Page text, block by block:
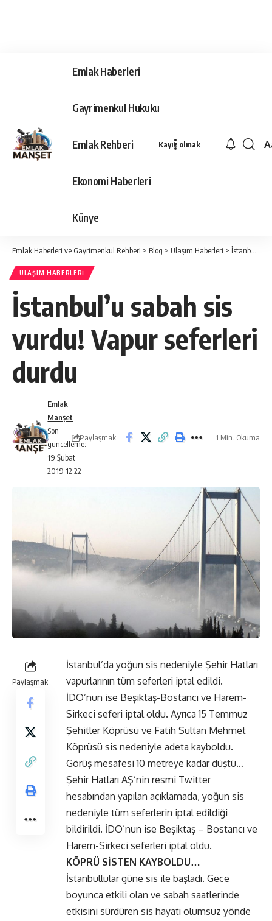
Emlak Haberleri
Gayrimenkul Hukuku
Emlak Rehberi
Ekonomi Haberleri
Künye
Kayıt olmak
Emlak Haberleri ve Gayrimenkul Rehberi > Blog > Ulaşım Haberleri > İstanbul’u sabah sis vurdu! Vapur seferleri durdu
ULAŞIM HABERLERI
İstanbul’u sabah sis
vurdu! Vapur seferleri
durdu
Son
güncelleme:
19 Şubat
2019 12:22
Emlak
Manşet
Paylaşmak 1 Min. Okuma
Paylaşmak
İstanbul’da yoğun sis nedeniyle Şehir Hatları
vapurlarının tüm seferleri iptal edildi.
İDO’nun ise Beşiktaş-Bostancı ve Harem-
Sirkeci seferi iptal oldu. Ayrıca 15 Temmuz
Şehitler Köprüsü ve Fatih Sultan Mehmet
Köprüsü sis nedeniyle adeta kayboldu.
Görüş mesafesi 10 metreye kadar düştü…
Şehir Hatları AŞ’nin resmi Twitter
hesabından yapılan açıklamada, yoğun sis
nedeniyle tüm seferlerin iptal edildiği
bildirildi. İDO’nun ise Beşiktaş – Bostancı ve
Harem-Sirkeci seferleri iptal oldu.
KÖPRÜ SİSTEN KAYBOLDU…
İstanbullular güne sis ile başladı. Gece
boyunca etkili olan ve sabah saatlerinde
etkisini sürdüren sis hayatı olumsuz yönde